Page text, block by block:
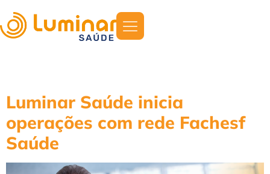
Luminar Saúde inicia
operações com rede Fachesf
Saúde